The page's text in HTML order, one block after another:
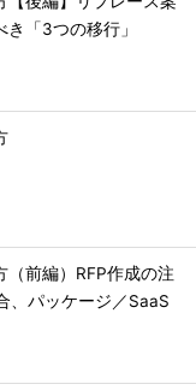
「3つの移行」
（前編）RFP作成の注
パッケージ／SaaS